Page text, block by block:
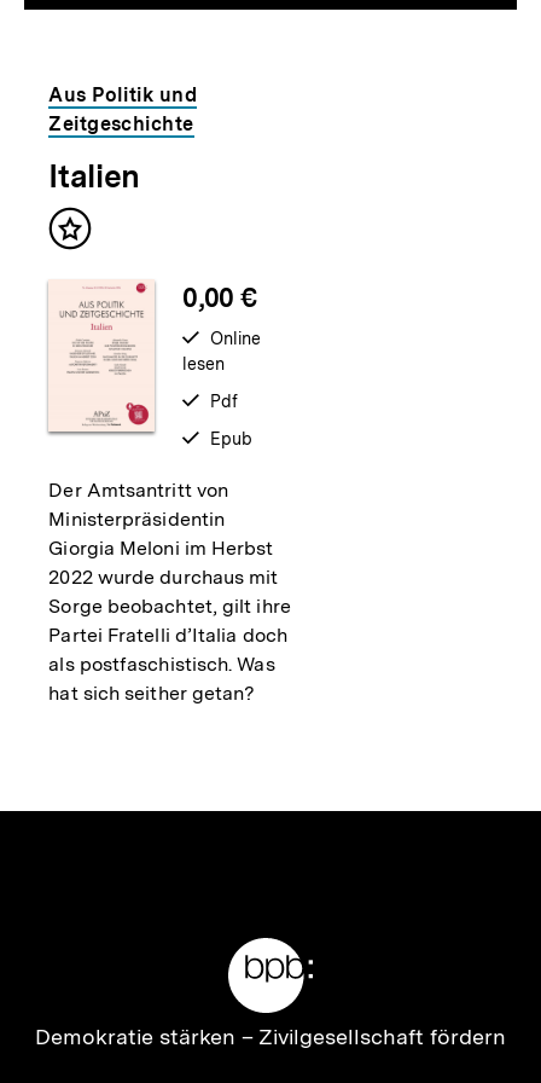
Dossier
zur
Thematik
Aus Politik und
Zeitgeschichte
Italien
Inhalt
0,00 €
verfügbar
zum
Online
lesen
verfügbar
als
Pdf
verfügbar
Epub
Der Amtsantritt von
Ministerpräsidentin
Giorgia Meloni im Herbst
2022 wurde durchaus mit
Sorge beobachtet, gilt ihre
Partei Fratelli d’Italia doch
als postfaschistisch. Was
hat sich seither getan?
Zur
Demokratie stärken – Zivilgesellschaft fördern